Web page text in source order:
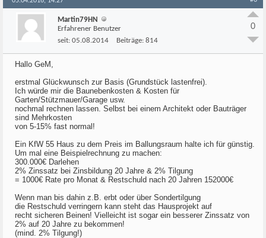
Martin79HN
Erfahrener Benutzer
seit: 05.08.2014 Beiträge: 814
0
Hallo GeM,
erstmal Glückwunsch zur Basis (Grundstück lastenfrei).
Ich würde mir die Baunebenkosten & Kosten für
Garten/Stützmauer/Garage usw.
nochmal rechnen lassen. Selbst bei einem Architekt oder Bauträger
sind Mehrkosten
von 5-15% fast normal!
Ein KfW 55 Haus zu dem Preis im Ballungsraum halte ich für günstig.
Um mal eine Beispielrechnung zu machen:
300.000€ Darlehen
2% Zinssatz bei Zinsbildung 20 Jahre & 2% Tilgung
= 1000€ Rate pro Monat & Restschuld nach 20 Jahren 152000€
Wenn man bis dahin z.B. erbt oder über Sondertilgung
die Restschuld verringern kann steht das Hausprojekt auf
recht sicheren Beinen! Vielleicht ist sogar ein besserer Zinssatz von
2% auf 20 Jahre zu bekommen!
(mind. 2% Tilgung!)